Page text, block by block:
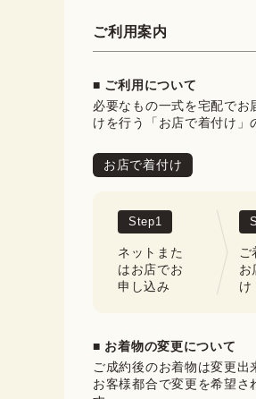
ご利用案内
■ ご利用について
必要なもの一式を宅配で
けを行う「お店で着付け」
お店で着付け
Step1
ネットまた
はお店でお
申し込み
ご
お
け
■ お着物の変更について
ご成約後のお着物は変更出
お客様都合で変更を希望さ